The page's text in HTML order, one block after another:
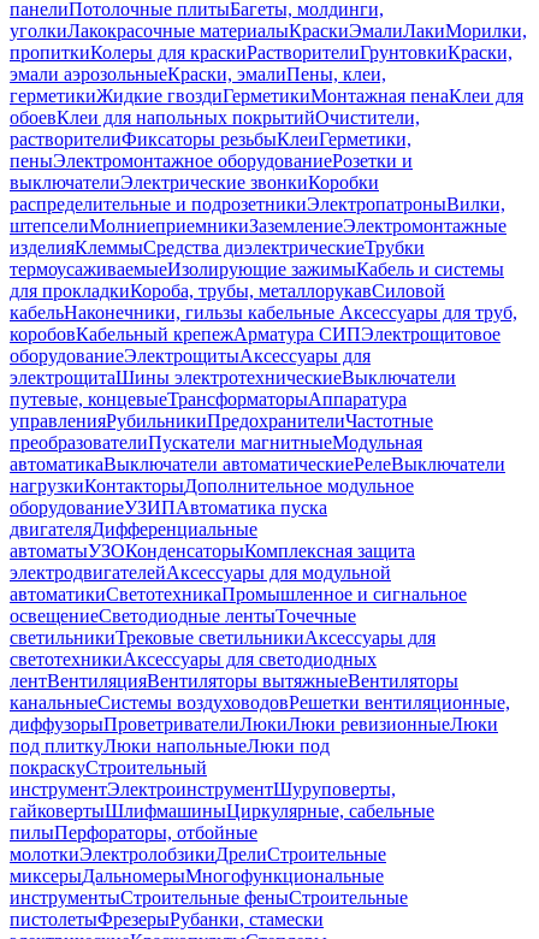
панелиПотолочные плитыБагеты, молдинги,
уголкиЛакокрасочные материалыКраскиЭмалиЛакиМорилки,
пропиткиКолеры для краскиРастворителиГрунтовкиКраски,
эмали аэрозольныеКраски, эмалиПены, клеи,
герметикиЖидкие гвоздиГерметикиМонтажная пенаКлеи для
обоевКлеи для напольных покрытийОчистители,
растворителиФиксаторы резьбыКлеиГерметики,
пеныЭлектромонтажное оборудованиеРозетки и
выключателиЭлектрические звонкиКоробки
распределительные и подрозетникиЭлектропатроныВилки,
штепселиМолниеприемникиЗаземлениеЭлектромонтажные
изделияКлеммыСредства диэлектрическиеТрубки
термоусаживаемыеИзолирующие зажимыКабель и системы
для прокладкиКороба, трубы, металлорукавСиловой
кабельНаконечники, гильзы кабельные Аксессуары для труб,
коробовКабельный крепежАрматура СИПЭлектрощитовое
оборудованиеЭлектрощитыАксессуары для
электрощитаШины электротехническиеВыключатели
путевые, концевыеТрансформаторыАппаратура
управленияРубильникиПредохранителиЧастотные
преобразователиПускатели магнитныеМодульная
автоматикаВыключатели автоматическиеРелеВыключатели
нагрузкиКонтакторыДополнительное модульное
оборудованиеУЗИПАвтоматика пуска
двигателяДифференциальные
автоматыУЗОКонденсаторыКомплексная защита
электродвигателейАксессуары для модульной
автоматикиСветотехникаПромышленное и сигнальное
освещениеСветодиодные лентыТочечные
светильникиТрековые светильникиАксессуары для
светотехникиАксессуары для светодиодных
лентВентиляцияВентиляторы вытяжныеВентиляторы
канальныеСистемы воздуховодовРешетки вентиляционные,
диффузорыПроветривателиЛюкиЛюки ревизионныеЛюки
под плиткуЛюки напольныеЛюки под
покраскуСтроительный
инструментЭлектроинструментШуруповерты,
гайковертыШлифмашиныЦиркулярные, сабельные
пилыПерфораторы, отбойные
молоткиЭлектролобзикиДрелиСтроительные
миксерыДальномерыМногофункциональные
инструментыСтроительные феныСтроительные
пистолетыФрезерыРубанки, стамески